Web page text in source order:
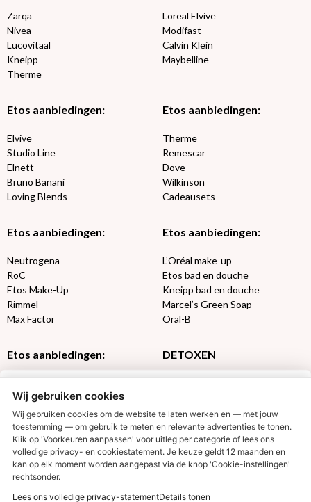
Zarqa
Nivea
Lucovitaal
Kneipp
Therme
Loreal Elvive
Modifast
Calvin Klein
Maybelline
Etos aanbiedingen:
Elvive
Studio Line
Elnett
Bruno Banani
Loving Blends
Etos aanbiedingen:
Therme
Remescar
Dove
Wilkinson
Cadeausets
Etos aanbiedingen:
Neutrogena
RoC
Etos Make-Up
Rimmel
Max Factor
Etos aanbiedingen:
L’Oréal make-up
Etos bad en douche
Kneipp bad en douche
Marcel’s Green Soap
Oral-B
Etos aanbiedingen:
Gillette
Gezichtsverzorging
Wella
Syoss
DETOXEN
Gliss Kur
Etos maandlenzen
Etos billendoekjes
MONDKAPJES
Wij gebruiken cookies
Wij gebruiken cookies om de website te laten werken en — met jouw
toestemming — om gebruik te meten en relevante advertenties te tonen.
Klik op 'Voorkeuren aanpassen' voor uitleg per categorie of lees ons
volledige privacy- en cookiestatement. Je keuze geldt 12 maanden en
kan op elk moment worden aangepast via de knop 'Cookie-instellingen'
rechtsonder.
Lees ons volledige privacy-statementDetails tonen
€2,50 korting?